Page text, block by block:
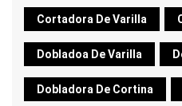
Cortadora De Varilla
Dobladoa De Varilla
Dobladora De Cortina